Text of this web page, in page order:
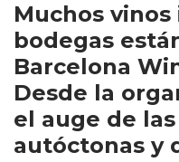
Muchos
bodegas
Barcelona
Desde la
el auge de
autóctonas y